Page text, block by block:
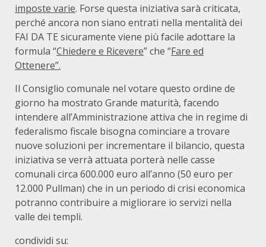
imposte varie. Forse questa iniziativa sarà criticata,
perché ancora non siano entrati nella mentalità dei
FAI DA TE sicuramente viene più facile adottare la
formula “Chiedere e Ricevere” che “Fare ed
Ottenere”.
Il Consiglio comunale nel votare questo ordine de
giorno ha mostrato Grande maturità, facendo
intendere all’Amministrazione attiva che in regime di
federalismo fiscale bisogna cominciare a trovare
nuove soluzioni per incrementare il bilancio, questa
iniziativa se verrà attuata porterà nelle casse
comunali circa 600.000 euro all’anno (50 euro per
12.000 Pullman) che in un periodo di crisi economica
potranno contribuire a migliorare io servizi nella
valle dei templi.
condividi su: